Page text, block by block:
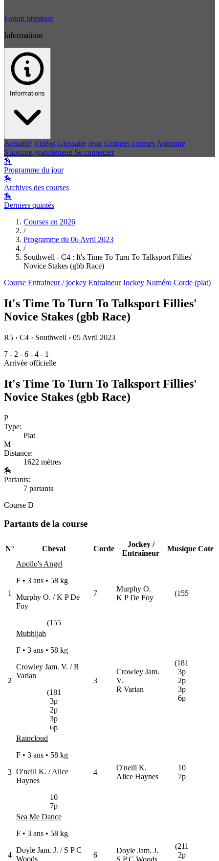
Forum hippique
Informations
Informations
Actualité Vidéos Glossaire Jeux Grandes courses Annuaire
S'inscrire gratuitement Se connecter
🏇
Programme du jour
🏇
Archives des courses
🏇
Derniers quintés
Courses en 2026
/
Programme du 06 Avril 2023
/
Southwell - C4 : It's Time To Turn To Talksport Fillies'
Novice Stakes (gbb Race)
Course Entraineur / jockey EntraineurJockey Numéro Corde (plat)
It's Time To Turn To Talksport Fillies'
Novice Stakes (gbb Race)
R5 › C4 › Southwell › 05 Avril 2023
7 - 2 - 6 - 4 - 1
Arrivée officielle
It's Time To Turn To Talksport Fillies'
Novice Stakes (gbb Race)
P
Type:
Plat
M
Distance:
1622 mètres
🏇
Partants:
7 partants
Course D
Partants de la course
N° Cheval Corde
Jockey /
Entraîneur
Musique Cote
1
Apollo's Angel
F • 3 ans • 58 kg
Murphy O. / K P De
Foy
(155
7
Murphy O.
K P De Foy
(155
2
Mubhijah
F • 3 ans • 58 kg
Crowley Jam. V. / R
Varian
(181
3p
2p
3p
6p
3
Crowley Jam.
V.
R Varian
(181
3p
2p
3p
6p
3
Raincloud
F • 3 ans • 58 kg
O'neill K. / Alice
Haynes
10
7p
4
O'neill K.
Alice Haynes
10
7p
4
Sea Me Dance
F • 3 ans • 58 kg
Doyle Jam. J. / S P C
Woods
6
Doyle Jam. J.
S P C Woods
(211
2p